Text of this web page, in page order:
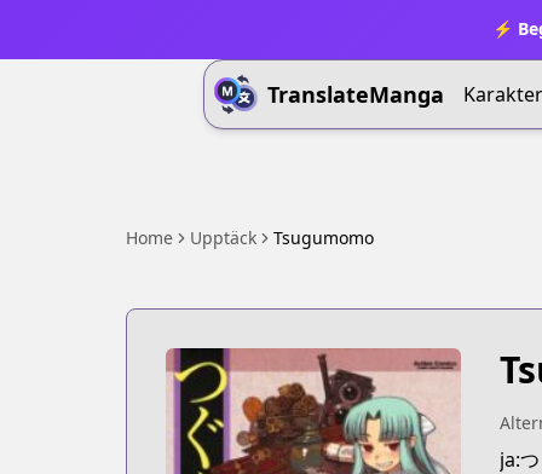
⚡
TranslateManga
Home Upptäck Tsugumomo
ja: